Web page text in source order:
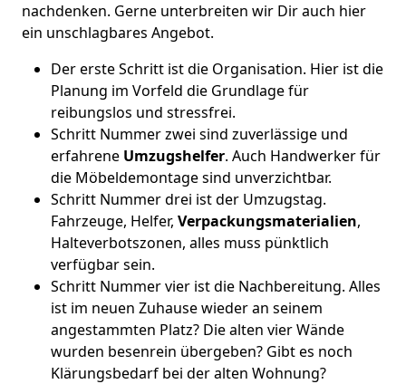
nachdenken. Gerne unterbreiten wir Dir auch hier
ein unschlagbares Angebot.
Der erste Schritt ist die Organisation. Hier ist die
Planung im Vorfeld die Grundlage für
reibungslos und stressfrei.
Schritt Nummer zwei sind zuverlässige und
erfahrene Umzugshelfer. Auch Handwerker für
die Möbeldemontage sind unverzichtbar.
Schritt Nummer drei ist der Umzugstag.
Fahrzeuge, Helfer, Verpackungsmaterialien,
Halteverbotszonen, alles muss pünktlich
verfügbar sein.
Schritt Nummer vier ist die Nachbereitung. Alles
ist im neuen Zuhause wieder an seinem
angestammten Platz? Die alten vier Wände
wurden besenrein übergeben? Gibt es noch
Klärungsbedarf bei der alten Wohnung?